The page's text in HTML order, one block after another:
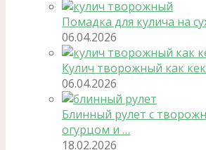
Помадка для кулича на
06.04.2026
Кулич творожный как
06.04.2026
Блинный рулет с
огурцом и …
18.02.2026